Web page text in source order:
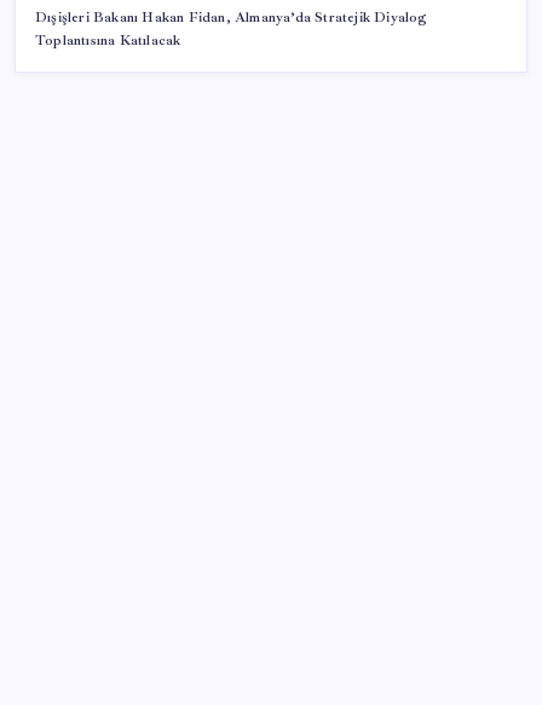
Dışişleri Bakanı Hakan Fidan, Almanya’da Stratejik Diyalog
Toplantısına Katılacak